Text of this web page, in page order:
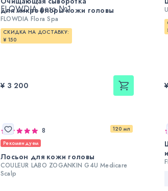
для микрофлоры кожи головы
FLOWDIA Flora Spa
СКИДКА НА ДОСТАВКУ:
¥ 150
¥ 3 200
120 мл
8
Рекомендуем
Лосьон для кожи головы
COULEUR LABO ZOGANKIN G4U Medicare
Scalp